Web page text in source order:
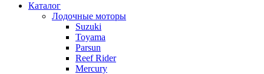
Каталог
Лодочные моторы
Suzuki
Toyama
Parsun
Reef Rider
Mercury